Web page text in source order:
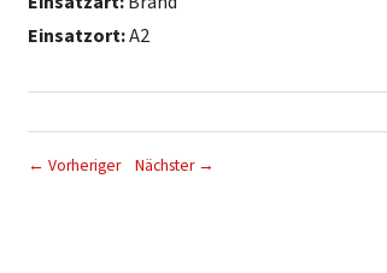
Einsatzort:A2
← Vorheriger Nächster →